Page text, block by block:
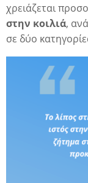
χρειάζεται
στην κοιλιά,
σε δύο